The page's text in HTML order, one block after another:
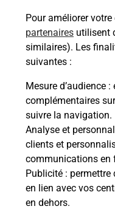
Pour améliorer votre
partenaires utilisent
similaires). Les
suivantes :
Mesure d’audience :
complémentaires
suivre la navigation.
Analyse et
clients et
communications en
Publicité : permettre
en lien avec vos
en dehors.
En savoir plus
Foire aux
Quel âge
passer le
Combien coûte